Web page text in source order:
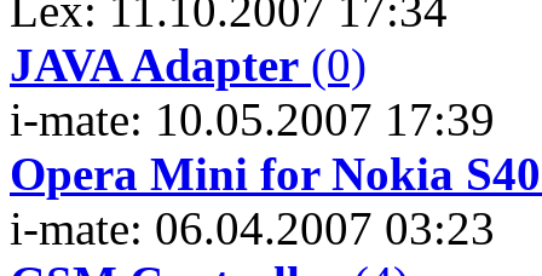
JAVA Adapter (0)
i-mate: 10.05.2007 17:39
Opera Mini for Nokia S40
i-mate: 06.04.2007 03:23